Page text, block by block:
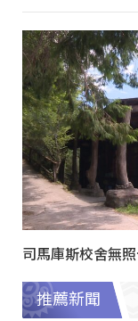
司馬庫斯校舍無
推薦新聞